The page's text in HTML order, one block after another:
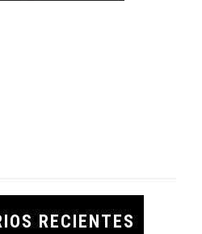
RECIENTES